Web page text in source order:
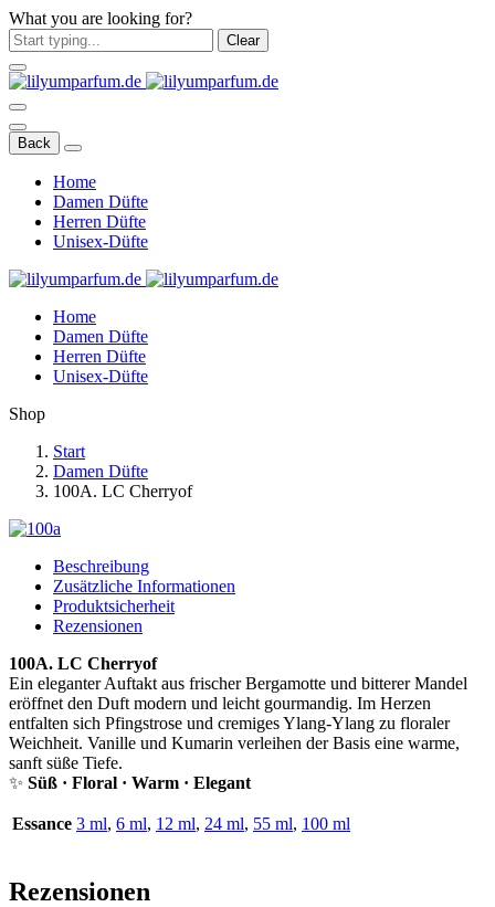
What you are looking for?
Clear
Back
Home
Damen Düfte
Herren Düfte
Unisex-Düfte
Home
Damen Düfte
Herren Düfte
Unisex-Düfte
Shop
Start
Damen Düfte
100A. LC Cherryof
Beschreibung
Zusätzliche Informationen
Produktsicherheit
Rezensionen
100A. LC Cherryof
Ein eleganter Auftakt aus frischer Bergamotte und bitterer Mandel
eröffnet den Duft modern und leicht gourmandig. Im Herzen
entfalten sich Pfingstrose und cremiges Ylang-Ylang zu floraler
Weichheit. Vanille und Kumarin verleihen der Basis eine warme,
sanft süße Tiefe.
✨ Süß · Floral · Warm · Elegant
Essance 3 ml, 6 ml, 12 ml, 24 ml, 55 ml, 100 ml
Rezensionen